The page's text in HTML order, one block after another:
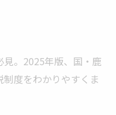
。2025年版、国・鹿
度をわかりやすくま